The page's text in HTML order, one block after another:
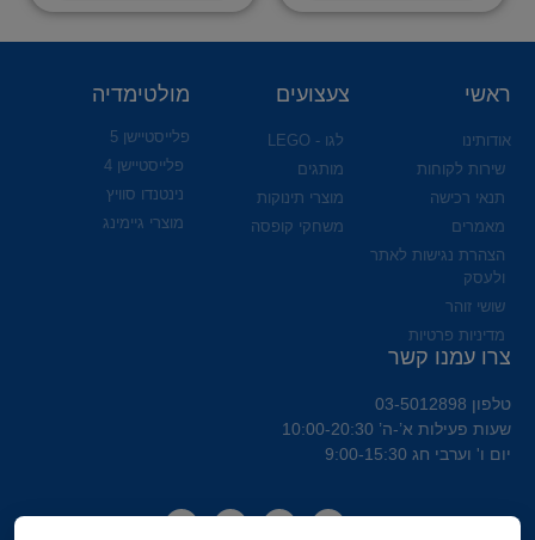
ראשי
אודותינו
שירות לקוחות
תנאי רכישה
מאמרים
הצהרת נגישות לאתר
ולעסק
שושי זוהר
מדיניות פרטיות
צעצועים
לגו - LEGO
מותגים
מוצרי תינוקות
משחקי קופסה
מולטימדיה
פלייסטיישן 5
פלייסטיישן 4
נינטנדו סוויץ
מוצרי גיימינג
צרו עמנו קשר
טלפון 03-5012898
שעות פעילות א’-ה’ 10:00-20:30
יום ו' וערבי חג 9:00-15:30